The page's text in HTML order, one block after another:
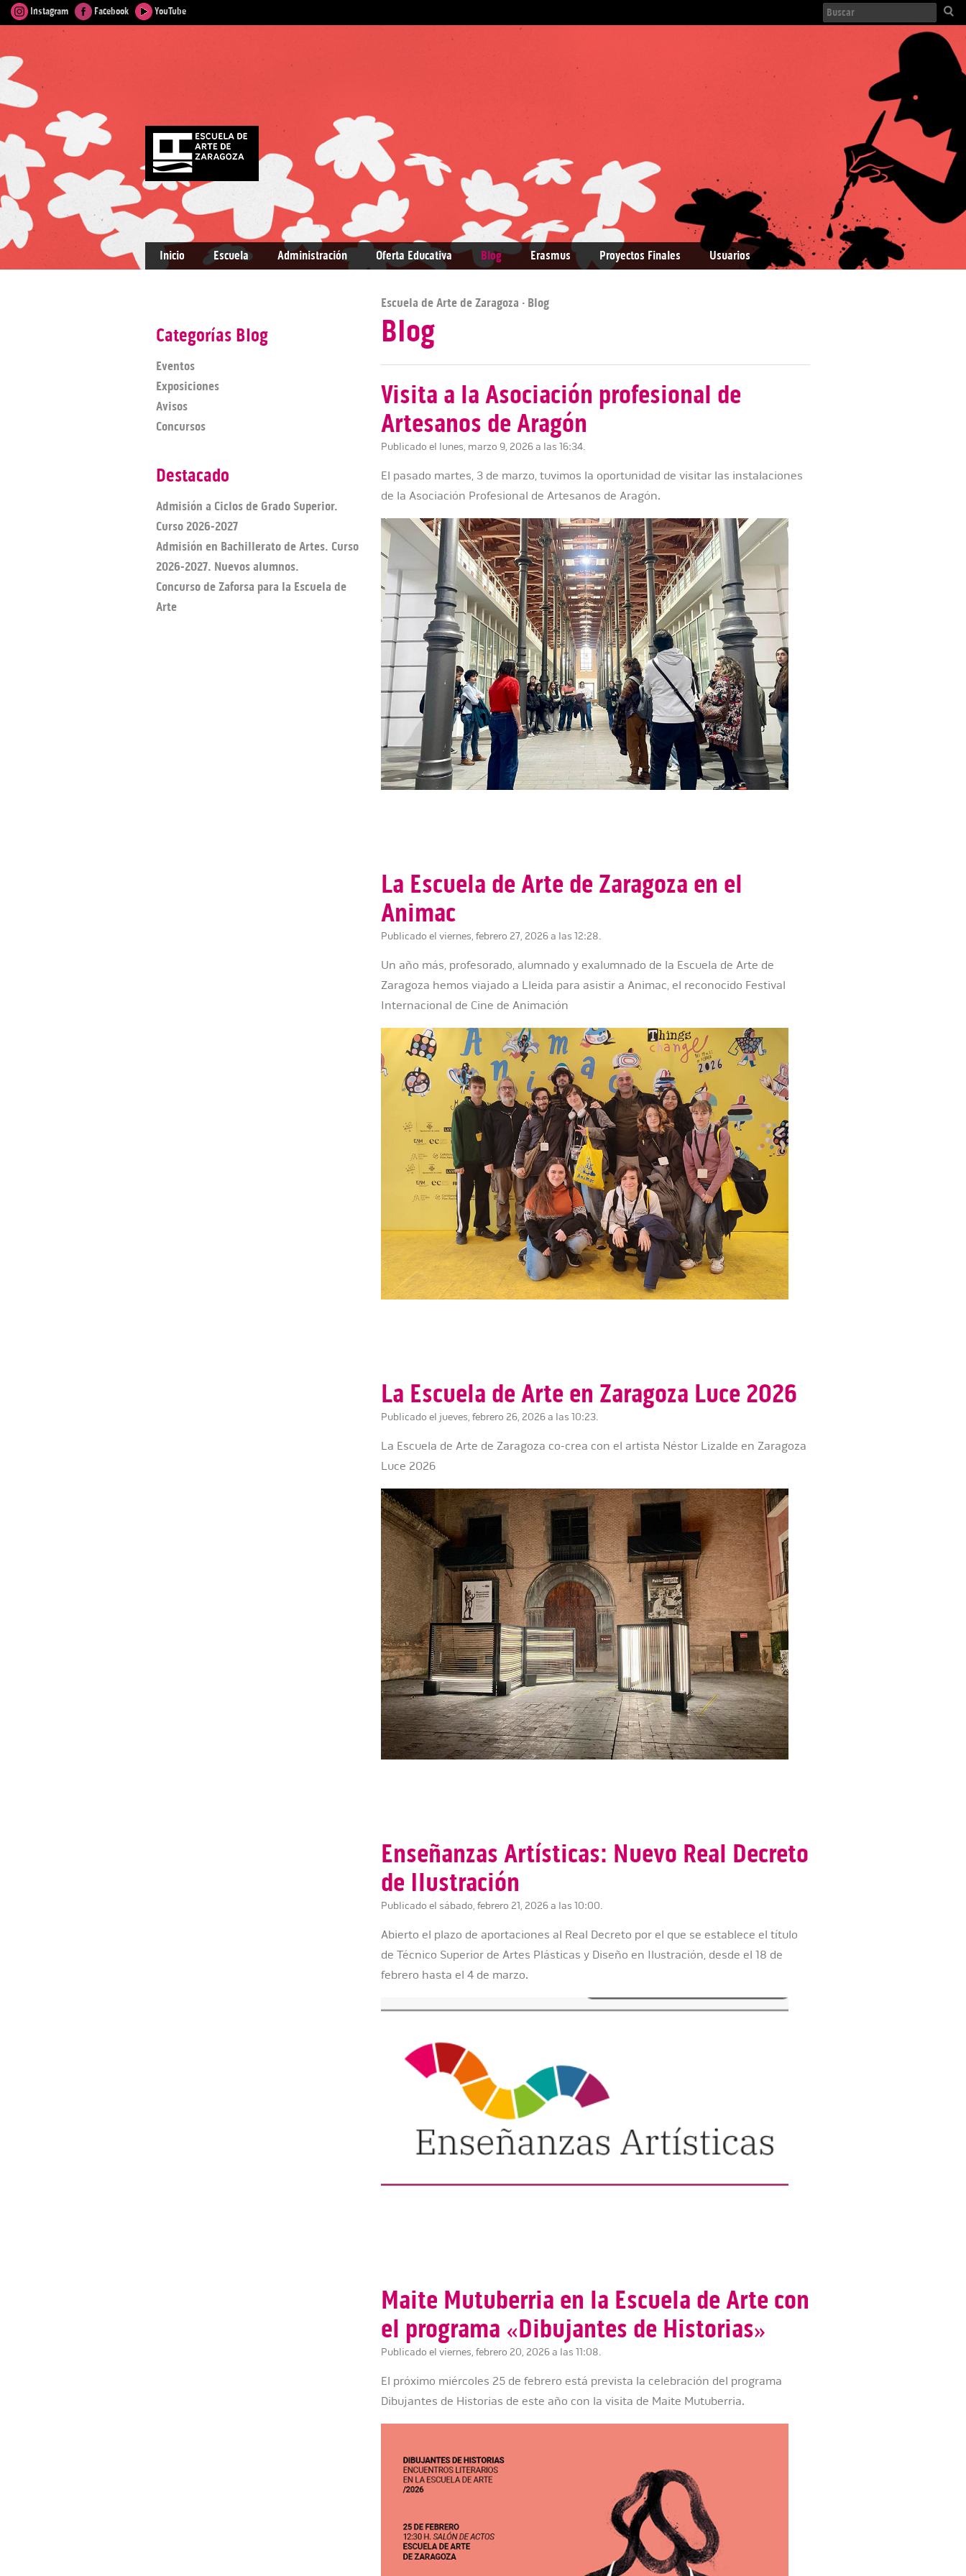
Instagram Facebook YouTube
Inicio Escuela Administración Oferta Educativa Blog Erasmus Proyectos Finales Usuarios
Escuela de Arte de Zaragoza · Blog
Blog
Visita a la Asociación profesional de
Artesanos de Aragón
Publicado el lunes, marzo 9, 2026 a las 16:34.
El pasado martes, 3 de marzo, tuvimos la oportunidad de visitar las instalaciones
de la Asociación Profesional de Artesanos de Aragón.
La Escuela de Arte de Zaragoza en el
Animac
Publicado el viernes, febrero 27, 2026 a las 12:28.
Un año más, profesorado, alumnado y exalumnado de la Escuela de Arte de
Zaragoza hemos viajado a Lleida para asistir a Animac, el reconocido Festival
Internacional de Cine de Animación
La Escuela de Arte en Zaragoza Luce 2026
Publicado el jueves, febrero 26, 2026 a las 10:23.
La Escuela de Arte de Zaragoza co-crea con el artista Néstor Lizalde en Zaragoza
Luce 2026
Enseñanzas Artísticas: Nuevo Real Decreto
de Ilustración
Publicado el sábado, febrero 21, 2026 a las 10:00.
Abierto el plazo de aportaciones al Real Decreto por el que se establece el título
de Técnico Superior de Artes Plásticas y Diseño en Ilustración, desde el 18 de
febrero hasta el 4 de marzo.
Maite Mutuberria en la Escuela de Arte con
el programa «Dibujantes de Historias»
Publicado el viernes, febrero 20, 2026 a las 11:08.
El próximo miércoles 25 de febrero está prevista la celebración del programa
Dibujantes de Historias de este año con la visita de Maite Mutuberria.
Categorías Blog
Eventos
Exposiciones
Avisos
Concursos
Destacado
Admisión a Ciclos de Grado Superior.
Curso 2026-2027
Admisión en Bachillerato de Artes. Curso
2026-2027. Nuevos alumnos.
Concurso de Zaforsa para la Escuela de
Arte